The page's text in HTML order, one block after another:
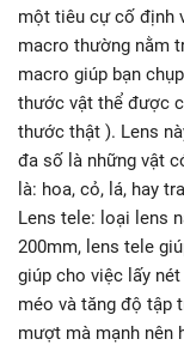
một tiêu cự cố định
macro thường nằm
macro giúp bạn
thước vật thể được
thước thật ). Lens
đa số là những vật
là: hoa, cỏ, lá, hay
Lens tele: loại lens
200mm, lens tele
giúp cho việc lấy
méo và tăng độ tập
mượt mà mạnh nên